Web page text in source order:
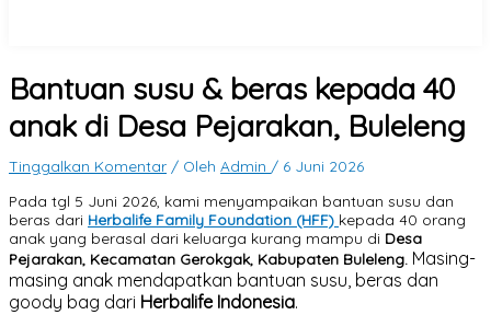
Bantuan susu & beras kepada 40
anak di Desa Pejarakan, Buleleng
Tinggalkan Komentar / Oleh Admin / 6 Juni 2026
Pada tgl 5 Juni 2026, kami menyampaikan bantuan susu dan
beras dari Herbalife Family Foundation (HFF) kepada 40 orang
anak yang berasal dari keluarga kurang mampu di Desa
Pejarakan, Kecamatan Gerokgak, Kabupaten Buleleng. Masing-
masing anak mendapatkan bantuan susu, beras dan
goody bag dari Herbalife Indonesia.